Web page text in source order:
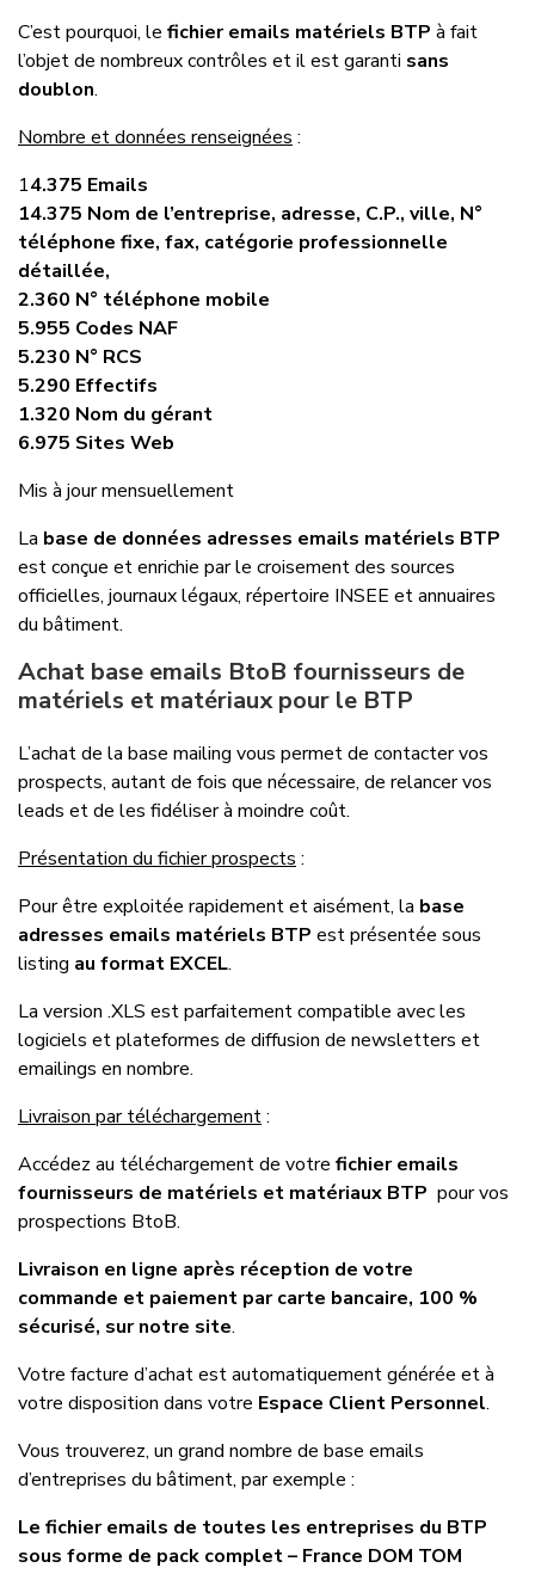
C’est pourquoi, le fichier emails matériels BTP à fait
l’objet de nombreux contrôles et il est garanti sans
doublon.
Nombre et données renseignées :
14.375 Emails
14.375 Nom de l’entreprise, adresse, C.P., ville, N°
téléphone fixe, fax, catégorie professionnelle
détaillée,
2.360 N° téléphone mobile
5.955 Codes NAF
5.230 N° RCS
5.290 Effectifs
1.320 Nom du gérant
6.975 Sites Web
Mis à jour mensuellement
La base de données adresses emails matériels BTP
est conçue et enrichie par le croisement des sources
officielles, journaux légaux, répertoire INSEE et annuaires
du bâtiment.
Achat base emails BtoB fournisseurs de
matériels et matériaux pour le BTP
L’achat de la base mailing vous permet de contacter vos
prospects, autant de fois que nécessaire, de relancer vos
leads et de les fidéliser à moindre coût.
Présentation du fichier prospects :
Pour être exploitée rapidement et aisément, la base
adresses emails matériels BTP est présentée sous
listing au format EXCEL.
La version .XLS est parfaitement compatible avec les
logiciels et plateformes de diffusion de newsletters et
emailings en nombre.
Livraison par téléchargement:
Accédez au téléchargement de votre fichier emails
fournisseurs de matériels et matériaux BTP pour vos
prospections BtoB.
Livraison en ligne après réception de votre
commande et paiement par carte bancaire, 100 %
sécurisé, sur notre site.
Votre facture d’achat est automatiquement générée et à
votre disposition dans votre Espace Client Personnel.
Vous trouverez, un grand nombre de base emails
d’entreprises du bâtiment, par exemple :
Le fichier emails de toutes les entreprises du BTP
sous forme de pack complet – France DOM TOM